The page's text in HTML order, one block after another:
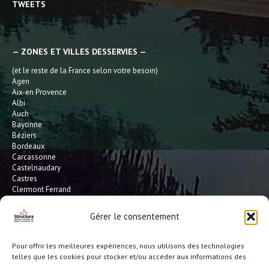
Gérer le consentement
Pour offrir les meilleures expériences, nous utilisons des technologies
telles que les cookies pour stocker et/ou accéder aux informations des
TWEETS
— ZONES ET VILLES DESSERVIES —
(et le reste de la France selon votre besoin)
Agen
Aix-en Provence
Albi
Auch
Bayonne
Béziers
Bordeaux
Carcassonne
Castelnaudary
Castres
Clermont Ferrand
Gaillac
Hossegor
Limoges
L'Isle Jourdain